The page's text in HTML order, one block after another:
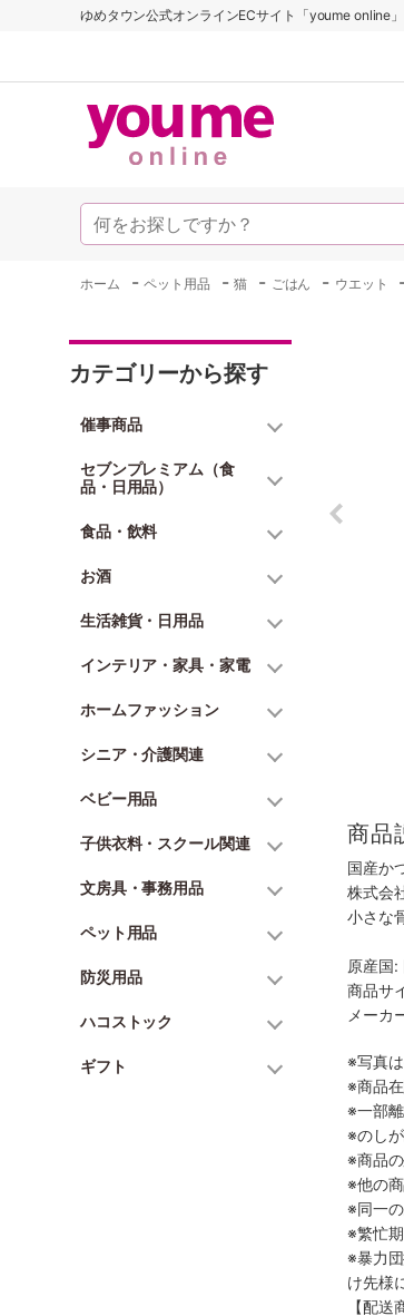
ゆめタウン公式オンラインECサイト「youme online」
ホーム -ペット用品 -猫 - ごはん - ウエット
カテゴリーから探す
催事商品
セブンプレミアム（食
品・日用品）
食品・飲料
お酒
生活雑貨・日用品
インテリア・家具・家電
ホームファッション
シニア・介護関連
ベビー用品
子供衣料・スクール関連
文房具・事務用品
ペット用品
防災用品
ハコストック
ギフト
商品
国産か
株式会
小さな
原産国:
商品サ
メーカ
※写真
※商品
※一部
※のし
※商品
※他の
※同一
※繁忙
※暴力
け先様
【配送